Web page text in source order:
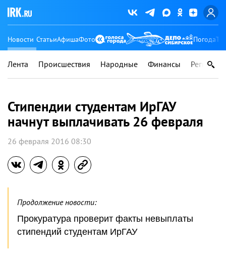
Новости СтатьиАфишаФото Погода
Лента Происшествия Народные Финансы Регионы
Стипендии студентам ИрГАУ
начнут выплачивать 26 февраля
26 февраля 2016 08:30
Продолжение новости:
Прокуратура проверит факты невыплаты
стипендий студентам ИрГАУ